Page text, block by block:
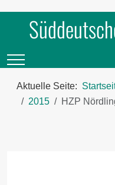
Mobile Menu Toggle
Aktuelle Seite:
2015
HZP